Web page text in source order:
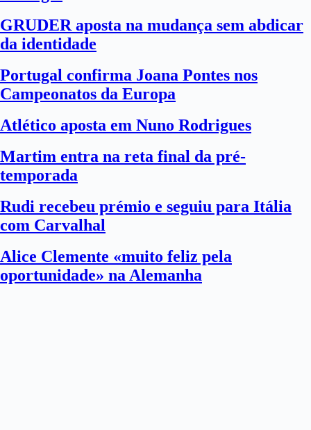
GRUDER aposta na mudança sem abdicar
da identidade
Portugal confirma Joana Pontes nos
Campeonatos da Europa
Atlético aposta em Nuno Rodrigues
Martim entra na reta final da pré-
temporada
Rudi recebeu prémio e seguiu para Itália
com Carvalhal
Alice Clemente «muito feliz pela
oportunidade» na Alemanha